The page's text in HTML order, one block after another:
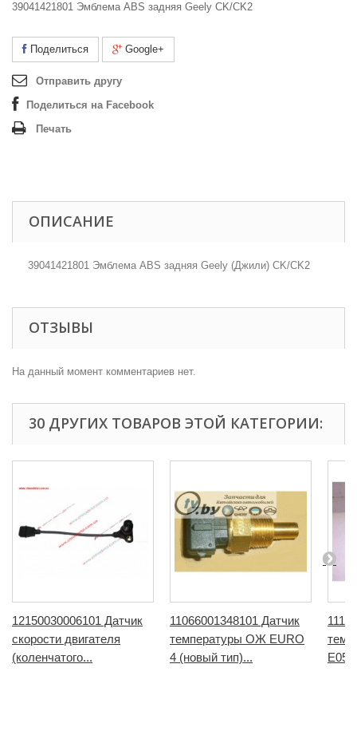
39041421801 Эмблема ABS задняя Geely CK/CK2
Поделиться Google+
Отправить другу
Поделиться на Facebook
Печать
ОПИСАНИЕ
39041421801 Эмблема ABS задняя Geely (Джили) CK/CK2
ОТЗЫВЫ
На данный момент комментариев нет.
30 ДРУГИХ ТОВАРОВ ЭТОЙ КАТЕГОРИИ:
12150030006101 Датчик
скорости двигателя
(коленчатого...
11066001348101 Датчик
температуры ОЖ EURO
4 (новый тип)...